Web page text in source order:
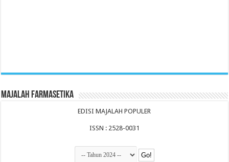
Majalah Farmasetika
EDISI MAJALAH POPULER
ISSN : 2528-0031